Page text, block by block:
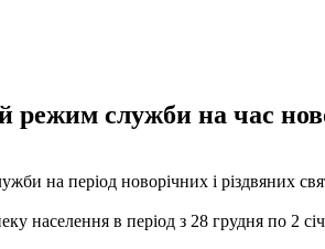
служби на час
на період новорічних і різдвяних
населення в період з 28 грудня по 2